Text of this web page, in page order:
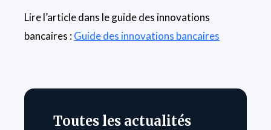
Lire l’article dans le guide des innovations
bancaires :Guide des innovations bancaires
Toutes les actualités